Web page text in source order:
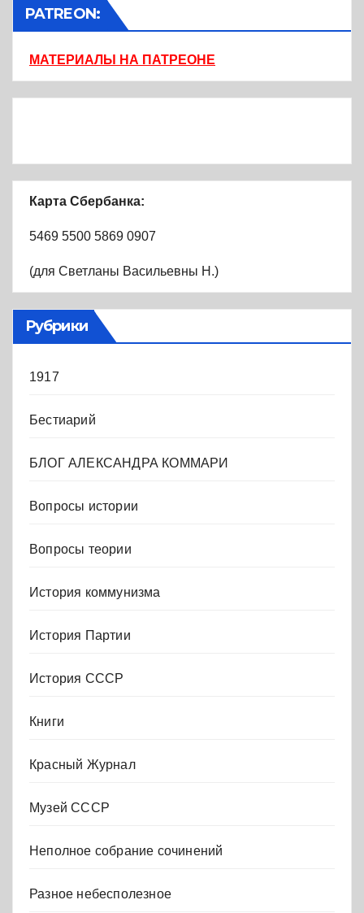
PATREON:
МАТЕРИАЛЫ НА ПАТРЕОНЕ
Карта Сбербанка:
5469 5500 5869 0907
(для Светланы Васильевны Н.)
Рубрики
1917
Бестиарий
БЛОГ АЛЕКСАНДРА КОММАРИ
Вопросы истории
Вопросы теории
История коммунизма
История Партии
История СССР
Книги
Красный Журнал
Музей СССР
Неполное собрание сочинений
Разное небесполезное